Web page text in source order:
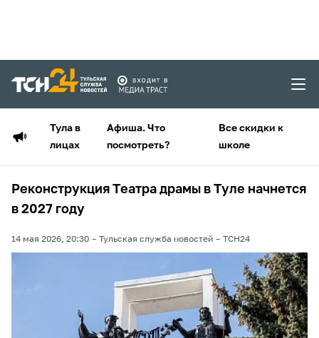
Тула в
лицах
Афиша. Что
посмотреть?
Все скидки к
школе
Реконструкция Театра драмы в Туле начнется
в 2027 году
14 мая 2026, 20:30 Тульская служба новостей ТСН24